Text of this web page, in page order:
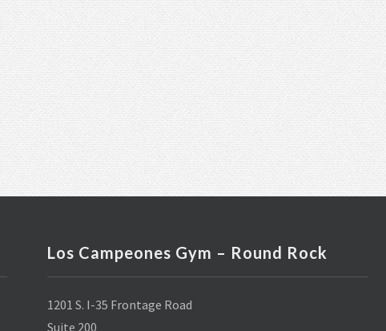
Los Campeones Gym – Round Rock
1201 S. I-35 Frontage Road
Suite 200